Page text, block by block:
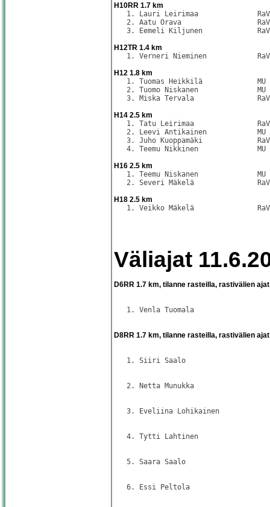
H10RR 1.7 km
1. Lauri Leirimaa
2. Aatu Orava
3. Eemeli Kiljunen
H12TR 1.4 km
1. Verneri Nieminen
H12 1.8 km
1. Tuomas Heikkilä             MU
2. Tuomo Niskanen
3. Miska Tervala
H14 2.5 km
1. Tatu Leirimaa
2. Leevi Antikainen
3. Juho Kuoppamäki
4. Teemu Nikkinen
H16 2.5 km
1. Teemu Niskanen              MU
2. Severi Mäkelä
H18 2.5 km
1. Veikko Mäkelä
Väliajat
D6RR 1.7 km, tilanne rasteilla, rastivälien ajat
1. Venla Tuomala
D8RR 1.7 km, tilanne rasteilla, rastivälien ajat
1. Siiri Saalo
2. Netta Munukka
3. Eveliina Lohikainen
4. Tytti Lahtinen
5. Saara Saalo
6. Essi Peltola